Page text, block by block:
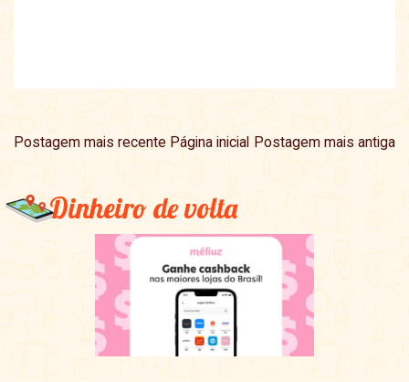
Postagem mais recente Postagem mais antiga
Página inicial
Dinheiro de volta